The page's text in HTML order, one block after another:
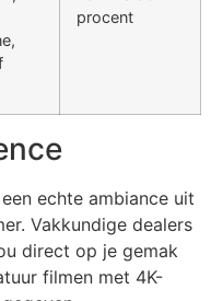
procent
echte ambiance uit
Vakkundige dealers
direct op je gemak
filmen met 4K-